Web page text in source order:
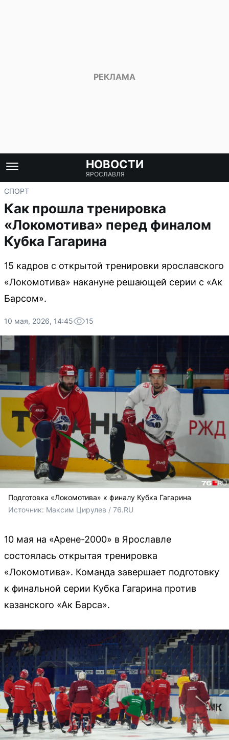
НОВОСТИ
ЯРОСЛАВЛЯ
СПОРТ
Как прошла тренировка
«Локомотива» перед финалом
Кубка Гагарина
15 кадров с открытой тренировки ярославского
«Локомотива» накануне решающей серии с «Ак
Барсом».
10 мая, 2026, 14:45 15
Подготовка «Локомотива» к финалу Кубка Гагарина
Источник: Максим Цирулев / 76.RU
10 мая на «Арене-2000» в Ярославле
состоялась открытая тренировка
«Локомотива». Команда завершает подготовку
к финальной серии Кубка Гагарина против
казанского «Ак Барса».